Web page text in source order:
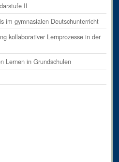
II
im gymnasialen Deutschunterricht
kollaborativer Lernprozesse in der
Lernen in Grundschulen